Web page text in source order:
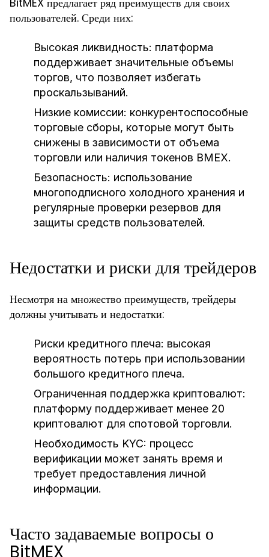
пользователей. Среди них:
Высокая ликвидность: платформа
поддерживает значительные объемы
торгов, что позволяет избегать
проскальзываний.
Низкие комиссии: конкурентоспособные
торговые сборы, которые могут быть
снижены в зависимости от объема
торговли или наличия токенов BMEX.
Безопасность: использование
многоподписного холодного хранения и
регулярные проверки резервов для
защиты средств пользователей.
Недостатки и риски для трейдеров
Несмотря на множество преимуществ, трейдеры
должны учитывать и недостатки:
Риски кредитного плеча: высокая
вероятность потерь при использовании
большого кредитного плеча.
Ограниченная поддержка криптовалют:
платформу поддерживает менее 20
криптовалют для спотовой торговли.
Необходимость KYC: процесс
верификации может занять время и
требует предоставления личной
информации.
Часто задаваемые вопросы о
BitMEX